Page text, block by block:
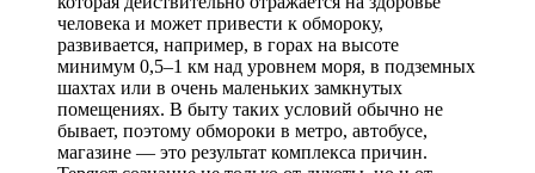
человека и может привести к обмороку,
развивается, например, в горах на высоте
минимум 0,5–1 км над уровнем моря, в подземных
шахтах или в очень маленьких замкнутых
помещениях. В быту таких условий обычно не
бывает, поэтому обмороки в метро, автобусе,
магазине — это результат комплекса причин.